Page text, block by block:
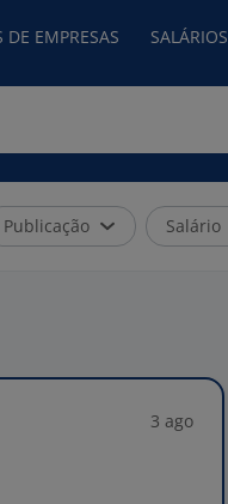
DE EMPRESAS SALÁRIOS
Publicação Salário
3 ago